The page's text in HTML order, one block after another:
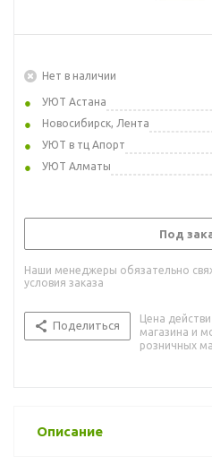
Нет в наличии
УЮТ Астана
Новосибирск, Лента
УЮТ в тц Апорт
УЮТ Алматы
Под
Наши менеджеры обязательно
условия заказа
Поделиться
Цена
магазина и
розничных
Описание